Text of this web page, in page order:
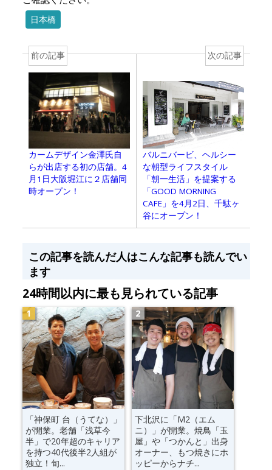
日本橋
前の記事
カームデザイン金澤氏自
らが出店する初の店舗。4
月1日大阪堀江に２店舗同
時オープン！
次の記事
バルニバービ、ヘルシー
な朝型ライフスタイル
「朝一生活」を提案する
「GOOD MORNING
CAFE」を4月2日、千駄ヶ
谷にオープン！
この記事を読んだ人はこんな記事も読んでい
ます
24時間以内に最も見られている記事
「神保町 台（うてな）」
が開業。老舗「浅草今
半」で20年超のキャリア
を持つ40代後半2人組が
独立！旬...
下北沢に「M2（エム
ニ）」が開業。焼鳥「玉
屋」や「つかんと」出身
オーナー、もつ焼きにホ
ッピーからナチ...